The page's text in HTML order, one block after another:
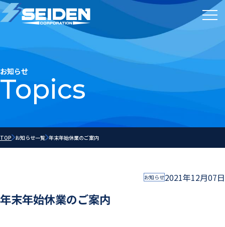
お知らせ
Topics
TOP お知らせ一覧 年末年始休業のご案内
お知らせ2021年12月07日
年末年始休業のご案内